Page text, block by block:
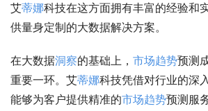
艾蒂娜科技在这方面拥有丰富的经验和
供量身定制的大数据解决方案。
在大数据洞察的基础上， 市场趋势预测
重要一环。艾蒂娜科技凭借对行业的深
能够为客户提供精准的市场趋势预测服